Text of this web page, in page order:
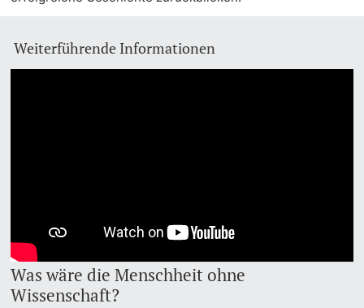
weitere Informationen
Dozierende
Merchandise
Weiterführende Informationen
Was wäre die Menschheit ohne
Wissenschaft?